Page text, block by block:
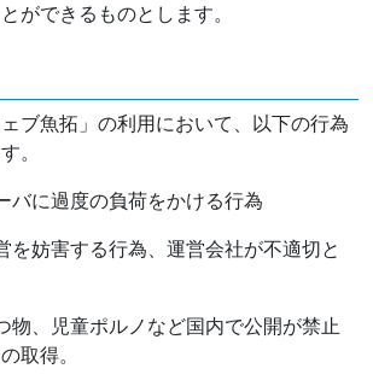
ができるものとします。
ブ魚拓」の利用において、以下の行為
。
バに過度の負荷をかける行為
を妨害する行為、運営会社が不適切と
物、児童ポルノなど国内で公開が禁止
取得。